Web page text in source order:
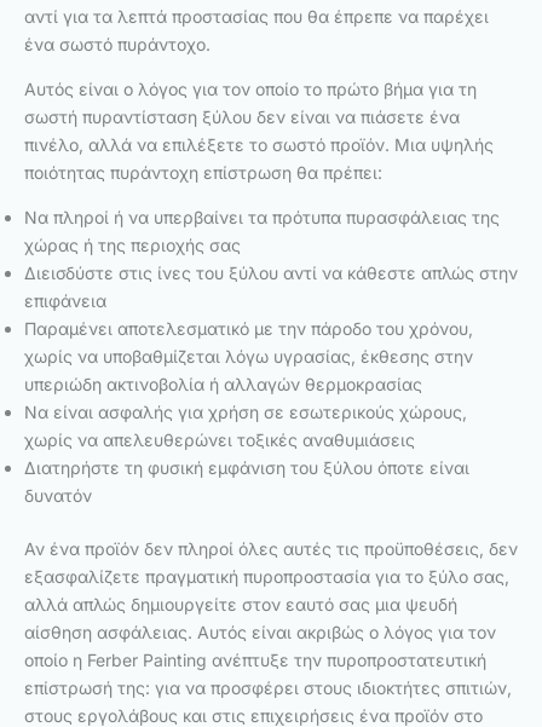
αντί για τα λεπτά προστασίας που θα έπρεπε να παρέχει
ένα σωστό πυράντοχο.
Αυτός είναι ο λόγος για τον οποίο το πρώτο βήμα για τη
σωστή πυραντίσταση ξύλου δεν είναι να πιάσετε ένα
πινέλο, αλλά να επιλέξετε το σωστό προϊόν. Μια υψηλής
ποιότητας πυράντοχη επίστρωση θα πρέπει:
Να πληροί ή να υπερβαίνει τα πρότυπα πυρασφάλειας της
χώρας ή της περιοχής σας
Διεισδύστε στις ίνες του ξύλου αντί να κάθεστε απλώς στην
επιφάνεια
Παραμένει αποτελεσματικό με την πάροδο του χρόνου,
χωρίς να υποβαθμίζεται λόγω υγρασίας, έκθεσης στην
υπεριώδη ακτινοβολία ή αλλαγών θερμοκρασίας
Να είναι ασφαλής για χρήση σε εσωτερικούς χώρους,
χωρίς να απελευθερώνει τοξικές αναθυμιάσεις
Διατηρήστε τη φυσική εμφάνιση του ξύλου όποτε είναι
δυνατόν
Αν ένα προϊόν δεν πληροί όλες αυτές τις προϋποθέσεις, δεν
εξασφαλίζετε πραγματική πυροπροστασία για το ξύλο σας,
αλλά απλώς δημιουργείτε στον εαυτό σας μια ψευδή
αίσθηση ασφάλειας. Αυτός είναι ακριβώς ο λόγος για τον
οποίο η Ferber Painting ανέπτυξε την πυροπροστατευτική
επίστρωσή της: για να προσφέρει στους ιδιοκτήτες σπιτιών,
στους εργολάβους και στις επιχειρήσεις ένα προϊόν στο